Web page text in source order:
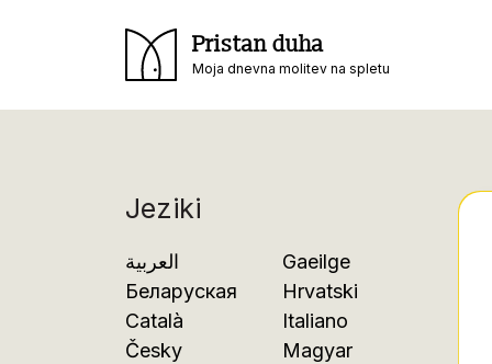
Pristan duha
Moja dnevna molitev na spletu
Jeziki
العربية
Беларуская
Català
Česky
Gaeilge
Hrvatski
Italiano
Magyar